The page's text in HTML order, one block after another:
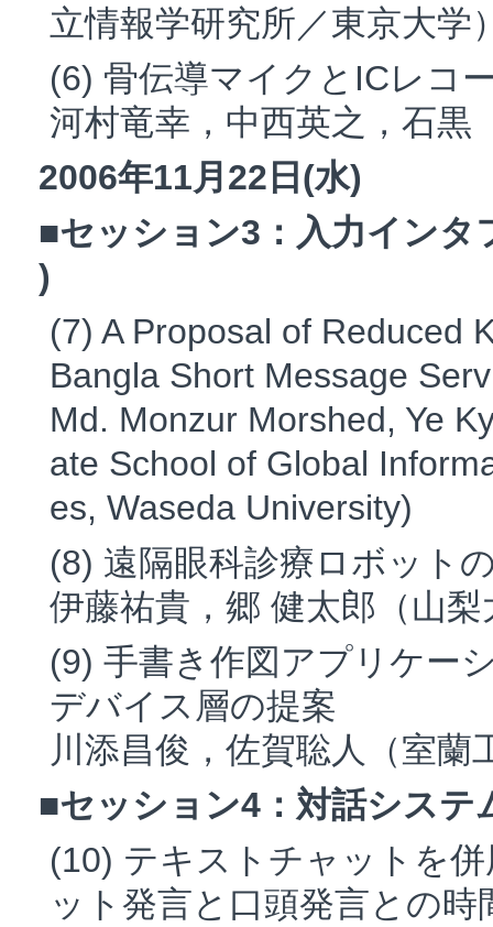
立情報学研究所／東京大学
(6) 骨伝導マイクとICレコ
河村竜幸，中西英之，石
2006年11月22日(水)
■セッション3：入力イン
)
(7) A Proposal of Reduced
Bangla Short Message
Md. Monzur Morshed, Ye
ate School of Global
es, Waseda University)
(8) 遠隔眼科診療ロボット
伊藤祐貴，郷 健太郎（山
(9) 手書き作図アプリケー
デバイス層の提案
川添昌俊，佐賀聡人（室蘭
■セッション4：対話システ
(10) テキストチャットを
ット発言と口頭発言との